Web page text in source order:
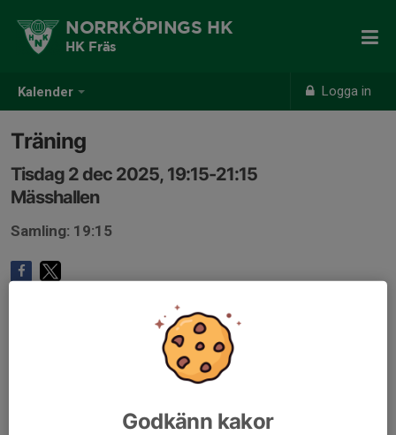
Kalender Logga in
NORRKÖPINGS HK
HK Fräs
Träning
Tisdag 2 dec 2025, 19:15-21:15
Mässhallen
Samling: 19:15
Godkänn kakor